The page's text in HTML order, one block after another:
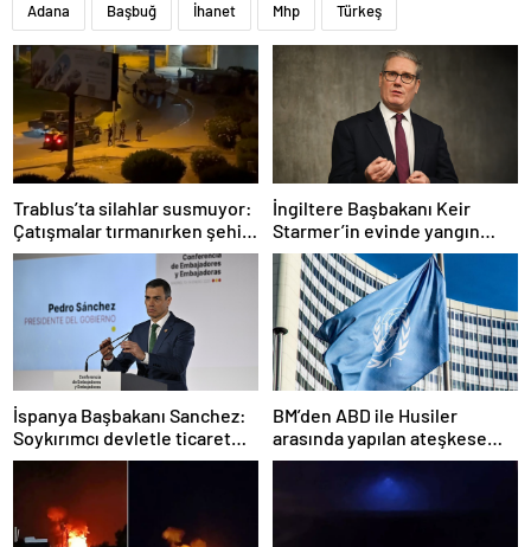
Adana Başbuğ İhanet Mhp Türkeş
Trablus’ta silahlar susmuyor:
Çatışmalar tırmanırken şehir
alarmda
İngiltere Başbakanı Keir
Starmer’in evinde yangın
çıktı
İspanya Başbakanı Sanchez:
Soykırımcı devletle ticaret
yapmayız
BM’den ABD ile Husiler
arasında yapılan ateşkese
ilişkin değerlendirme